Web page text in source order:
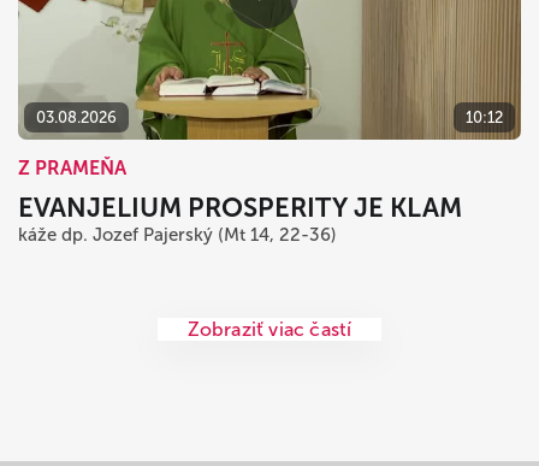
03.08.2026 10:12
Z PRAMEŇA
EVANJELIUM PROSPERITY JE KLAM
káže dp. Jozef Pajerský (Mt 14, 22-36)
Zobraziť viac častí